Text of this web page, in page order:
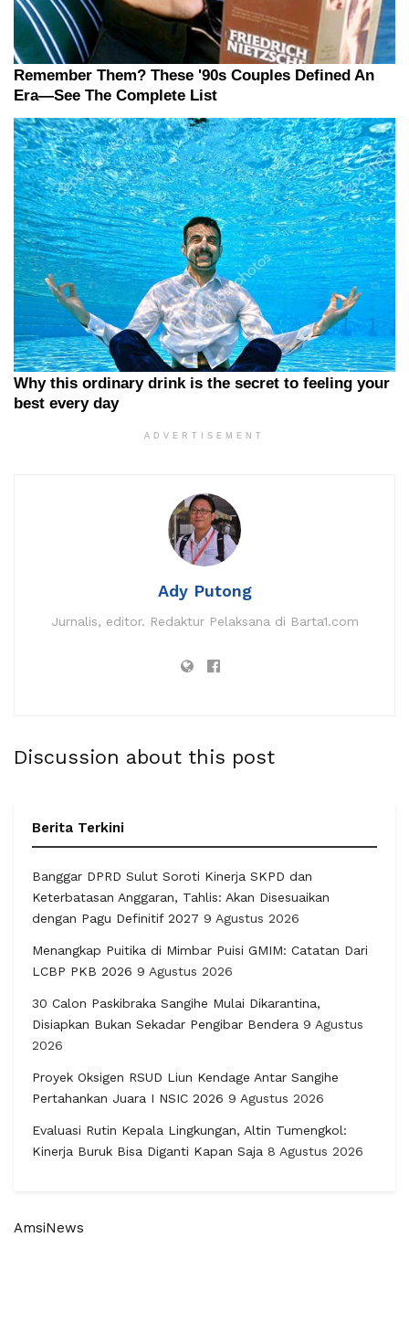
ADVERTISEMENT
Ady Putong
Jurnalis, editor. Redaktur Pelaksana di Barta1.com
Discussion about this post
Berita Terkini
Banggar DPRD Sulut Soroti Kinerja SKPD dan
Keterbatasan Anggaran, Tahlis: Akan Disesuaikan
dengan Pagu Definitif 2027 9 Agustus 2026
Menangkap Puitika di Mimbar Puisi GMIM: Catatan Dari
LCBP PKB 2026 9 Agustus 2026
30 Calon Paskibraka Sangihe Mulai Dikarantina,
Disiapkan Bukan Sekadar Pengibar Bendera 9 Agustus
2026
Proyek Oksigen RSUD Liun Kendage Antar Sangihe
Pertahankan Juara I NSIC 2026 9 Agustus 2026
Evaluasi Rutin Kepala Lingkungan, Altin Tumengkol:
Kinerja Buruk Bisa Diganti Kapan Saja 8 Agustus 2026
AmsiNews